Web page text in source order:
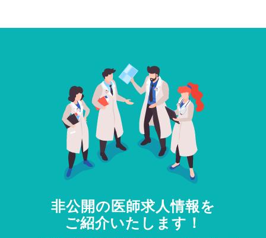
非公開の医師求人情報を
ご紹介いたします！